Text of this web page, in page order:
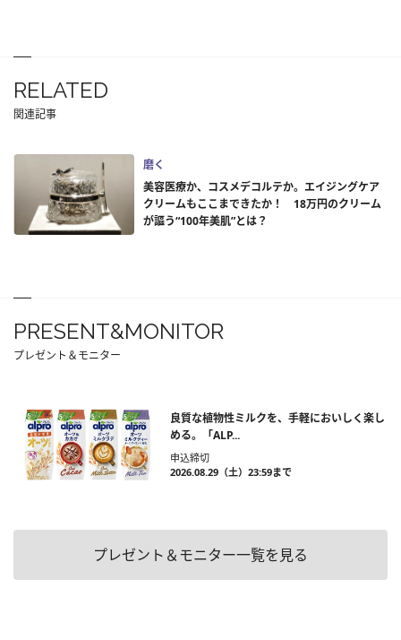
RELATED
関連記事
磨く
美容医療か、コスメデコルテか。エイジングケア
クリームもここまできたか！ 18万円のクリーム
が謳う“100年美肌”とは？
PRESENT&MONITOR
プレゼント＆モニター
良質な植物性ミルクを、手軽においしく楽し
める。「ALP...
申込締切
2026.08.29（土）23:59まで
プレゼント＆モニター一覧を見る